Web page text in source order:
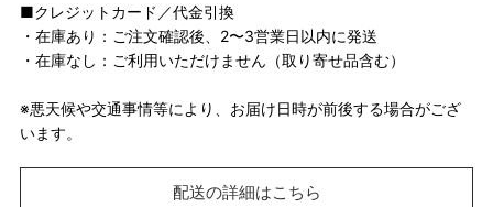
■クレジットカード／代金引換
・在庫あり：ご注文確認後、2〜3営業日以内に発送
・在庫なし：ご利用いただけません（取り寄せ品含む）
※悪天候や交通事情等により、お届け日時が前後する場合がござ
います。
配送の詳細はこちら